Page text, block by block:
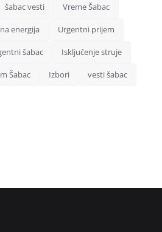
šabac vesti Vreme Šabac
energija Urgentni prijem
šabac Isključenje struje
Šabac Izbori vesti šabac